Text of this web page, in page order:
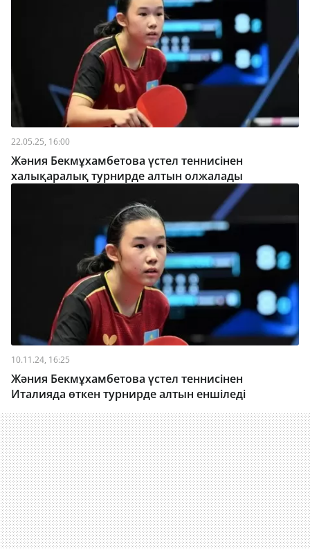
22.05.25, 16:00
Жәния Бекмұхамбетова үстел теннисінен
халықаралық турнирде алтын олжалады
10.11.24, 16:25
Жәния Бекмұхамбетова үстел теннисінен
Италияда өткен турнирде алтын еншіледі